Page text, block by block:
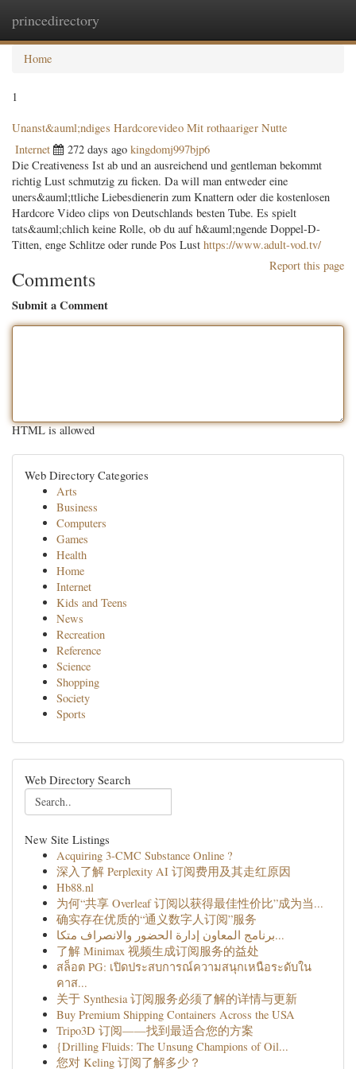
princedirectory
Home
1
Unanst&auml;ndiges Hardcorevideo Mit rothaariger Nutte
Internet 272 days ago kingdomj997bjp6
Die Creativeness Ist ab und an ausreichend und gentleman bekommt
richtig Lust schmutzig zu ficken. Da will man entweder eine
uners&auml;ttliche Liebesdienerin zum Knattern oder die kostenlosen
Hardcore Video clips von Deutschlands besten Tube. Es spielt
tats&auml;chlich keine Rolle, ob du auf h&auml;ngende Doppel-D-
Titten, enge Schlitze oder runde Pos Lust https://www.adult-vod.tv/
Report this page
Comments
Submit a Comment
HTML is allowed
Web Directory Categories
Arts
Business
Computers
Games
Health
Home
Internet
Kids and Teens
News
Recreation
Reference
Science
Shopping
Society
Sports
Web Directory Search
New Site Listings
Acquiring 3-CMC Substance Online ?
深入了解 Perplexity AI 订阅费用及其走红原因
Hb88.nl
为何“共享 Overleaf 订阅以获得最佳性价比”成为当...
确实存在优质的“通义数字人订阅”服务
برنامج المعاون إدارة الحضور والانصراف متكا...
了解 Minimax 视频生成订阅服务的益处
สล็อต PG: เปิดประสบการณ์ความสนุกเหนือระดับใน
คาส...
关于 Synthesia 订阅服务必须了解的详情与更新
Buy Premium Shipping Containers Across the USA
Tripo3D 订阅——找到最适合您的方案
{Drilling Fluids: The Unsung Champions of Oil...
您对 Keling 订阅了解多少？